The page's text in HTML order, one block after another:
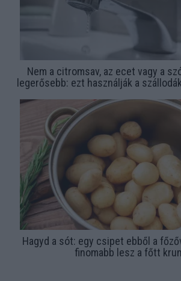
Nem a citromsav, az ecet vagy a
legerősebb: ezt használják a
Hagyd a sót: egy csipet ebből a
finomabb lesz a főtt